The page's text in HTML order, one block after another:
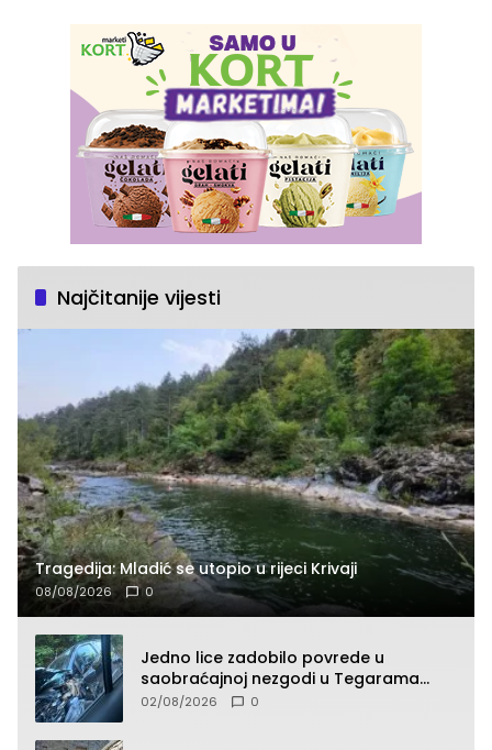
Najčitanije vijesti
Tragedija: Mladić se utopio u rijeci Krivaji
08/08/2026 0
Jedno lice zadobilo povrede u
saobraćajnoj nezgodi u Tegarama
(FOTO)
02/08/2026 0